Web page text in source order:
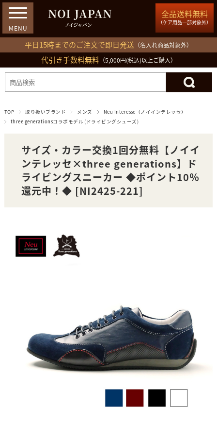
全品送料無料
（ケア用品一部対象外）
平日15時までのご注文で即日発送 （名入れ商品対象外）
代引き手数料無料（5,000円(税込)以上ご購入）
03-5809-1212
ログイン 会員登録 買い物カゴ
TOP 取り扱いブランド メンズ
Neu Interesse（ノイインテレッセ）
three generationsコラボモデル (ドライビングシューズ)
サイズ・カラー交換1回分無料【ノイイ
ンテレッセ×three generations】ド
ライビングスニーカー ◆ポイント10％
還元中！◆ [NI2425-221]